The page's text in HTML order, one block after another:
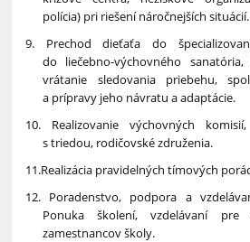
polícia) pri riešení náročnejších situácií.
9. Prechod dieťaťa do
do liečebno-výchovného
vrátanie sledovania priebehu,
a prípravy jeho návratu a adaptácie.
10. Realizovanie výchovných
s triedou, rodičovské združenia.
11.Realizácia pravidelných tímových
12. Poradenstvo, podpora a
Ponuka školení, vzdelávaní
zamestnancov školy.